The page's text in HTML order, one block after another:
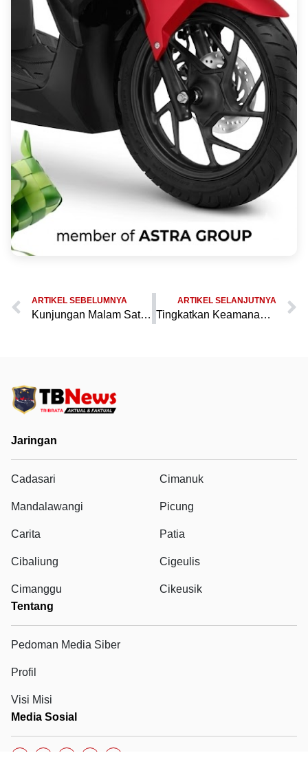
ARTIKEL SEBELUMNYA
Kunjungan Malam Sat Samapta Polres Pandeglang: Sambangi Tukang Ojek di Perempatan Mengger
ARTIKEL SELANJUTNYA
Tingkatkan Keamanan: Sat Samapta Polres Pandeglang Kunjungi Tukang Ojek di Perempatan Mengger pada Malam Hari
Jaringan
Cadasari Cimanuk
Mandalawangi Picung
Carita Patia
Cibaliung Cigeulis
Cimanggu
Cikeusik
Tentang
Pedoman Media Siber
Profil
Visi Misi
Media Sosial